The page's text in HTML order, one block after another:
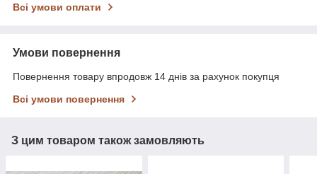
Всі умови оплати
Умови повернення
Повернення товару впродовж 14 днів за рахунок покупця
Всі умови повернення
З цим товаром також замовляють